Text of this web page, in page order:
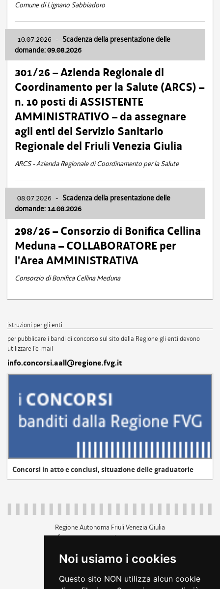
Noi usiamo i cookies
Questo sito NON utilizza alcun cookie
Comune di Lignano Sabbiadoro
10.07.2026 - Scadenza della presentazione delle
domande: 09.08.2026
301/26 – Azienda Regionale di
Coordinamento per la Salute (ARCS) –
n. 10 posti di ASSISTENTE
AMMINISTRATIVO – da assegnare
agli enti del Servizio Sanitario
Regionale del Friuli Venezia Giulia
ARCS - Azienda Regionale di Coordinamento per la Salute
08.07.2026 - Scadenza della presentazione delle
domande: 14.08.2026
298/26 – Consorzio di Bonifica Cellina
Meduna – COLLABORATORE per
l'Area AMMINISTRATIVA
Consorzio di Bonifica Cellina Meduna
istruzioni per gli enti
per pubblicare i bandi di concorso sul sito della Regione gli enti devono
utilizzare l'e-mail
info.concorsi.aall@regione.fvg.it
Concorsi in atto e conclusi, situazione delle graduatorie
Regione Autonoma Friuli Venezia Giulia
c.f. 80014930327; p.iva 00526040324
+39 040 3771111